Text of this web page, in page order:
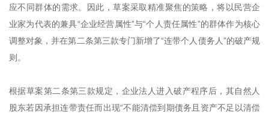
应不同群体的需求。因此，草案采取精准聚焦的策略，将以民营企
业家为代表的兼具“企业经营属性”与“个人责任属性”的群体作为核心
调整对象，并在第二条第三款专门新增了“连带个人债务人”的破产规
则。
根据草案第二条第三款规定，企业法人进入破产程序后，其自然人
股东若因承担连带责任而出现“不能清偿到期债务且资产不足以清偿